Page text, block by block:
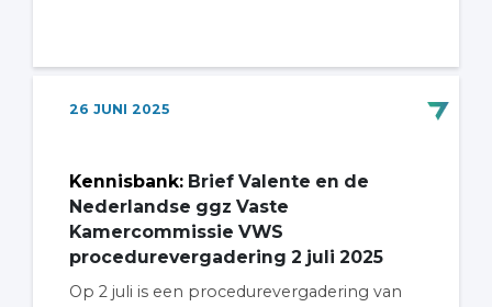
26 JUNI 2025
Kennisbank: Brief Valente en de
Nederlandse ggz Vaste
Kamercommissie VWS
procedurevergadering 2 juli 2025
Op 2 juli is een procedurevergadering van